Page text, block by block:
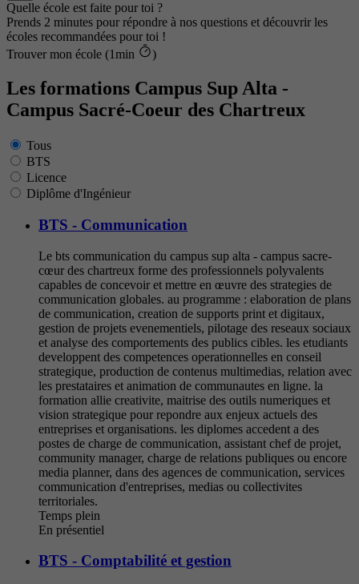
Quelle école est faite pour toi ?
Prends 2 minutes pour répondre à nos questions et découvrir les
écoles recommandées pour toi !
Trouver mon école (1min
)
Les formations Campus Sup Alta -
Campus Sacré-Coeur des Chartreux
Tous
BTS
Licence
Diplôme d'Ingénieur
BTS - Communication
Le bts communication du campus sup alta - campus sacre-
cœur des chartreux forme des professionnels polyvalents
capables de concevoir et mettre en œuvre des strategies de
communication globales. au programme : elaboration de plans
de communication, creation de supports print et digitaux,
gestion de projets evenementiels, pilotage des reseaux sociaux
et analyse des comportements des publics cibles. les etudiants
developpent des competences operationnelles en conseil
strategique, production de contenus multimedias, relation avec
les prestataires et animation de communautes en ligne. la
formation allie creativite, maitrise des outils numeriques et
vision strategique pour repondre aux enjeux actuels des
entreprises et organisations. les diplomes accedent a des
postes de charge de communication, assistant chef de projet,
community manager, charge de relations publiques ou encore
media planner, dans des agences de communication, services
communication d'entreprises, medias ou collectivites
territoriales.
Temps plein
En présentiel
BTS - Comptabilité et gestion